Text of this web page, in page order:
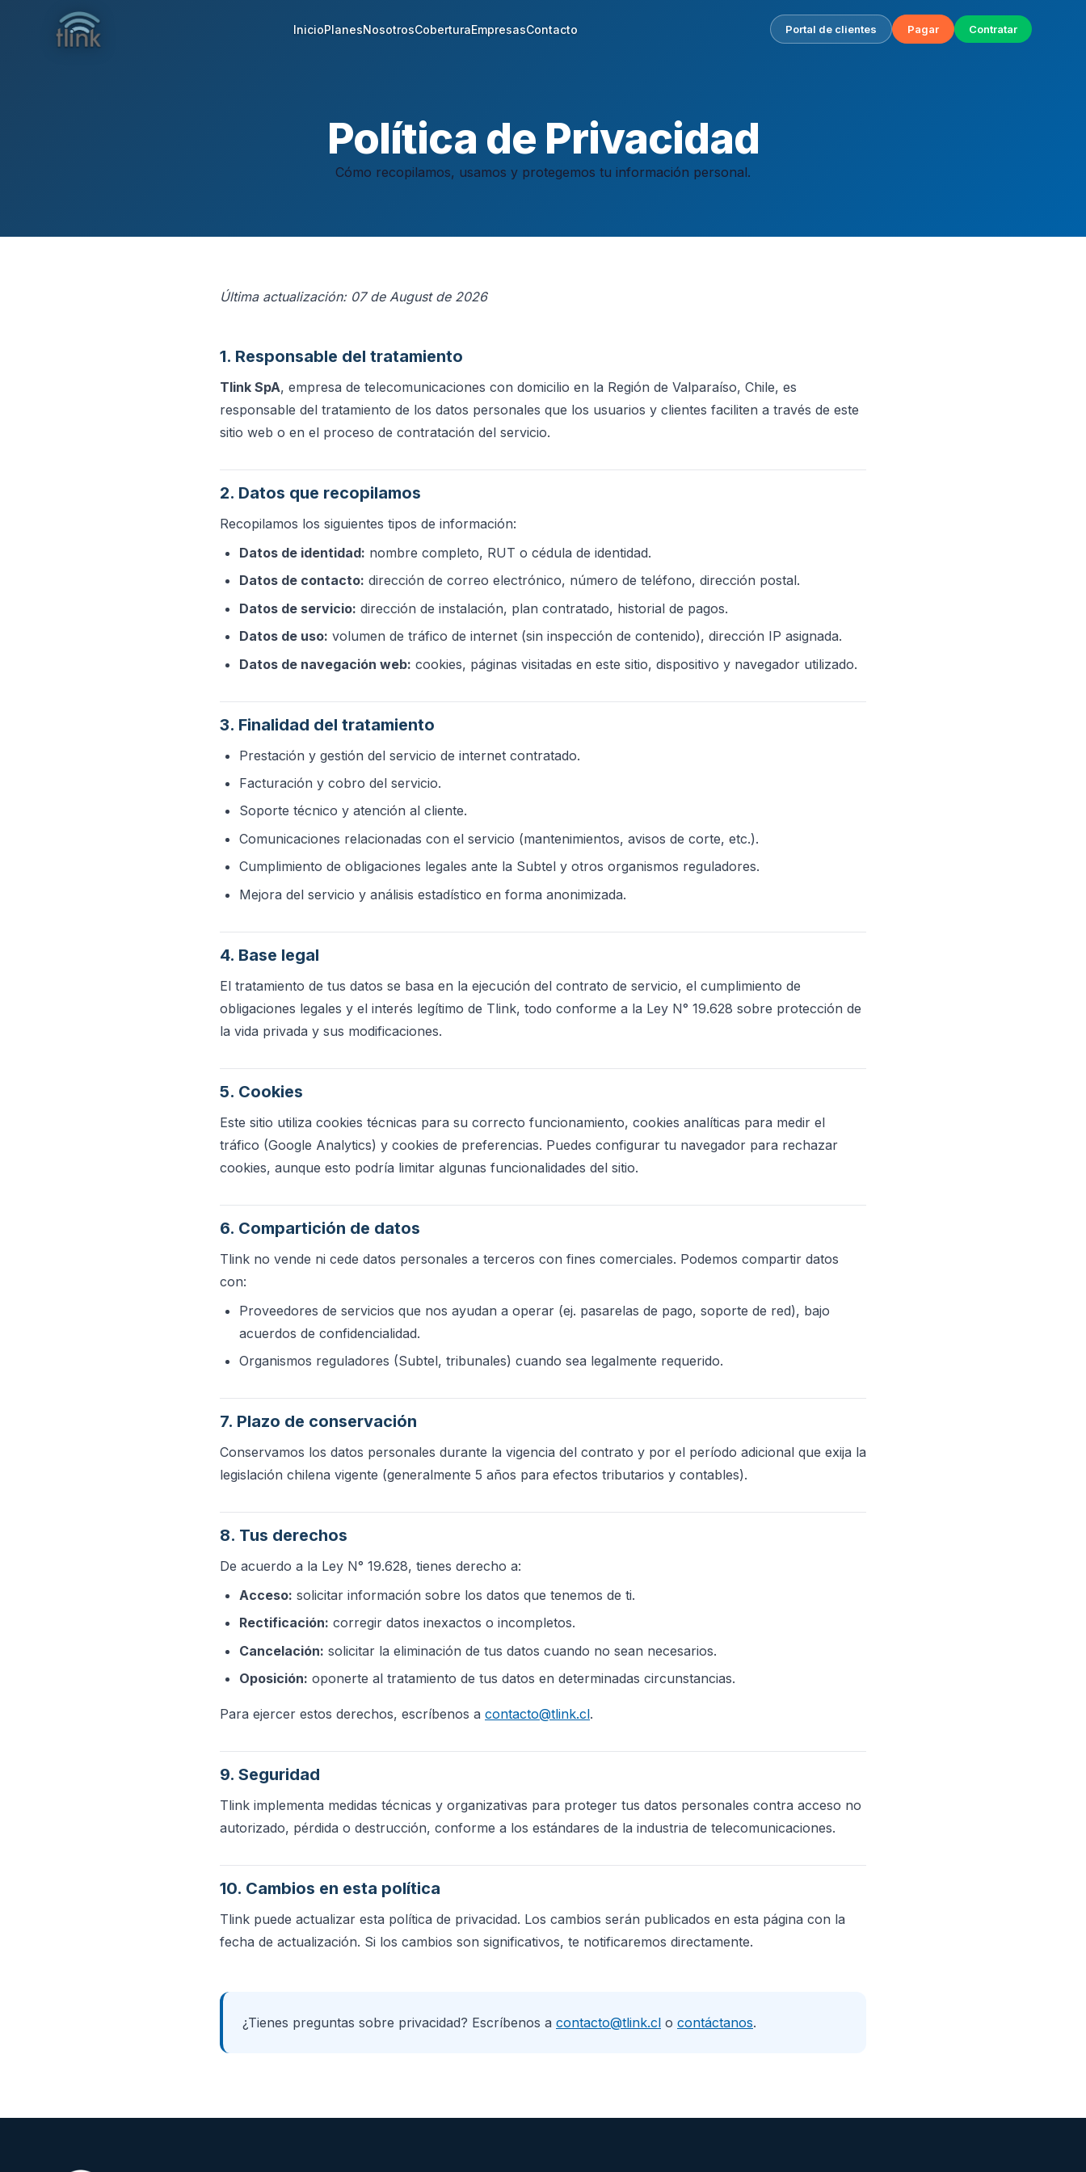
InicioPlanesNosotrosCoberturaEmpresasContacto Portal de clientes Pagar Contratar
Política de Privacidad
Cómo recopilamos, usamos y protegemos tu información personal.
Última actualización: 07 de August de 2026
1. Responsable del tratamiento
Tlink SpA, empresa de telecomunicaciones con domicilio en la Región de Valparaíso, Chile, es
responsable del tratamiento de los datos personales que los usuarios y clientes faciliten a través de este
sitio web o en el proceso de contratación del servicio.
2. Datos que recopilamos
Recopilamos los siguientes tipos de información:
Datos de identidad: nombre completo, RUT o cédula de identidad.
Datos de contacto: dirección de correo electrónico, número de teléfono, dirección postal.
Datos de servicio: dirección de instalación, plan contratado, historial de pagos.
Datos de uso: volumen de tráfico de internet (sin inspección de contenido), dirección IP asignada.
Datos de navegación web: cookies, páginas visitadas en este sitio, dispositivo y navegador utilizado.
3. Finalidad del tratamiento
Prestación y gestión del servicio de internet contratado.
Facturación y cobro del servicio.
Soporte técnico y atención al cliente.
Comunicaciones relacionadas con el servicio (mantenimientos, avisos de corte, etc.).
Cumplimiento de obligaciones legales ante la Subtel y otros organismos reguladores.
Mejora del servicio y análisis estadístico en forma anonimizada.
4. Base legal
El tratamiento de tus datos se basa en la ejecución del contrato de servicio, el cumplimiento de
obligaciones legales y el interés legítimo de Tlink, todo conforme a la Ley N° 19.628 sobre protección de
la vida privada y sus modificaciones.
5. Cookies
Este sitio utiliza cookies técnicas para su correcto funcionamiento, cookies analíticas para medir el
tráfico (Google Analytics) y cookies de preferencias. Puedes configurar tu navegador para rechazar
cookies, aunque esto podría limitar algunas funcionalidades del sitio.
6. Compartición de datos
Tlink no vende ni cede datos personales a terceros con fines comerciales. Podemos compartir datos
con:
Proveedores de servicios que nos ayudan a operar (ej. pasarelas de pago, soporte de red), bajo
acuerdos de confidencialidad.
Organismos reguladores (Subtel, tribunales) cuando sea legalmente requerido.
7. Plazo de conservación
Conservamos los datos personales durante la vigencia del contrato y por el período adicional que exija la
legislación chilena vigente (generalmente 5 años para efectos tributarios y contables).
8. Tus derechos
De acuerdo a la Ley N° 19.628, tienes derecho a:
Acceso: solicitar información sobre los datos que tenemos de ti.
Rectificación: corregir datos inexactos o incompletos.
Cancelación: solicitar la eliminación de tus datos cuando no sean necesarios.
Oposición: oponerte al tratamiento de tus datos en determinadas circunstancias.
Para ejercer estos derechos, escríbenos a contacto@tlink.cl.
9. Seguridad
Tlink implementa medidas técnicas y organizativas para proteger tus datos personales contra acceso no
autorizado, pérdida o destrucción, conforme a los estándares de la industria de telecomunicaciones.
10. Cambios en esta política
Tlink puede actualizar esta política de privacidad. Los cambios serán publicados en esta página con la
fecha de actualización. Si los cambios son significativos, te notificaremos directamente.
¿Tienes preguntas sobre privacidad? Escríbenos a contacto@tlink.cl o contáctanos.